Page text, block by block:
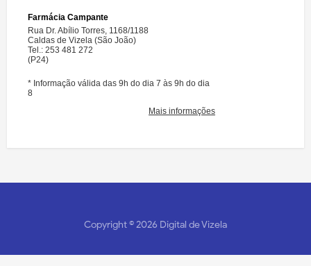
Copyright ©2026 Digital de Vizela